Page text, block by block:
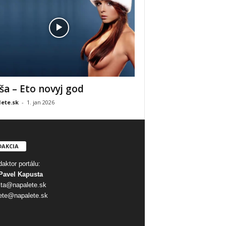
– Eto novyj god
- 1. jan 2026
portálu:
Kapusta